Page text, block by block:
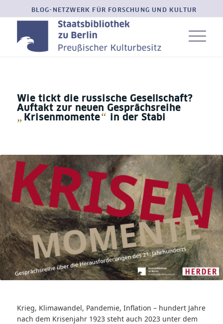
BLOG-NETZWERK FÜR FORSCHUNG UND KULTUR
Wie tickt die russische Gesellschaft?
Auftakt zur neuen Gesprächsreihe
„ Krisenmomente“ in der Stabi
Krieg, Klimawandel, Pandemie, Inflation – hundert Jahre
nach dem Krisenjahr 1923 steht auch 2023 unter dem